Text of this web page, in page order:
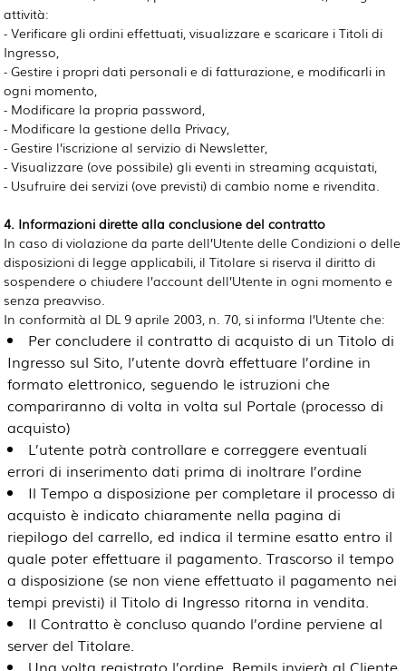
attività:
- Verificare gli ordini effettuati, visualizzare e scaricare i Titoli di
Ingresso,
- Gestire i propri dati personali e di fatturazione, e modificarli in
ogni momento,
- Modificare la propria password,
- Modificare la gestione della Privacy,
- Gestire l’iscrizione al servizio di Newsletter,
- Visualizzare (ove possibile) gli eventi in streaming acquistati,
- Usufruire dei servizi (ove previsti) di cambio nome e rivendita.
4. Informazioni dirette alla conclusione del contratto
In caso di violazione da parte dell’Utente delle Condizioni o delle
disposizioni di legge applicabili, il Titolare si riserva il diritto di
sospendere o chiudere l’account dell’Utente in ogni momento e
senza preavviso.
In conformità al DL 9 aprile 2003, n. 70, si informa l’Utente che:
Per concludere il contratto di acquisto di un Titolo di
Ingresso sul Sito, l’utente dovrà effettuare l’ordine in
formato elettronico, seguendo le istruzioni che
compariranno di volta in volta sul Portale (processo di
acquisto)
L’utente potrà controllare e correggere eventuali
errori di inserimento dati prima di inoltrare l’ordine
Il Tempo a disposizione per completare il processo di
acquisto è indicato chiaramente nella pagina di
riepilogo del carrello, ed indica il termine esatto entro il
quale poter effettuare il pagamento. Trascorso il tempo
a disposizione (se non viene effettuato il pagamento nei
tempi previsti) il Titolo di Ingresso ritorna in vendita.
Il Contratto è concluso quando l’ordine perviene al
server del Titolare.
Una volta registrato l’ordine, Bemils invierà al Cliente,